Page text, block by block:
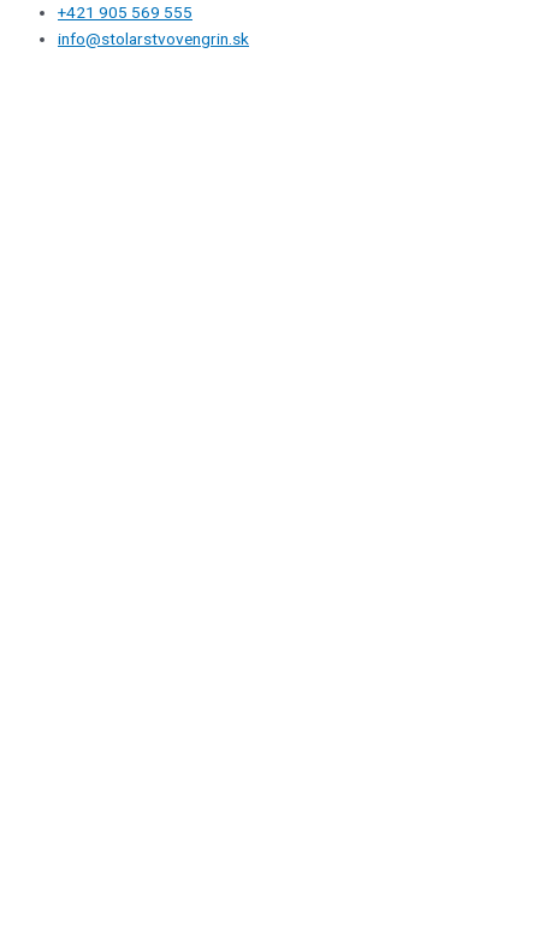
+421 905 569 555
info@stolarstvovengrin.sk